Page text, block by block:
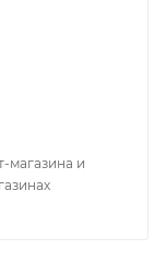
магазина и